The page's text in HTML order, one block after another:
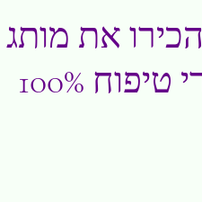
את מותג
הטיפוח Alamaz המציע מוצרי טיפוח 100%